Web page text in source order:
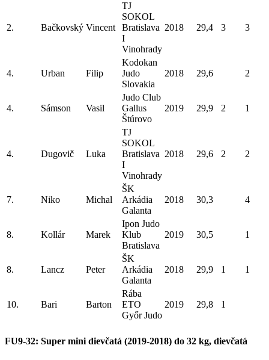
2. Bačkovský Vincent
TJ
SOKOL
Bratislava
I
Vinohrady
2018 29,4 3 3
4. Urban Filip
Kodokan
Judo
Slovakia
2018 29,6 2
4. Sámson Vasil
Judo Club
Gallus
Štúrovo
2019 29,9 2 1
4. Dugovič Luka
TJ
SOKOL
Bratislava
I
Vinohrady
2018 29,6 2 2
7. Niko Michal
ŠK
Arkádia
Galanta
2018 30,3 4
8. Kollár Marek
Ipon Judo
Klub
Bratislava
2019 30,5 1
8. Lancz Peter
ŠK
Arkádia
Galanta
2018 29,9 1 1
10. Bari Barton
Rába
ETO
Győr Judo
2019 29,8 1
FU9-32: Super mini dievčatá (2019-2018) do 32 kg, dievčatá